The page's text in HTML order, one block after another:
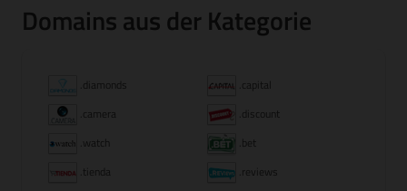
Domains aus der Kategorie
.diamonds
.capital
.camera
.discount
.watch
.bet
.tienda
.reviews